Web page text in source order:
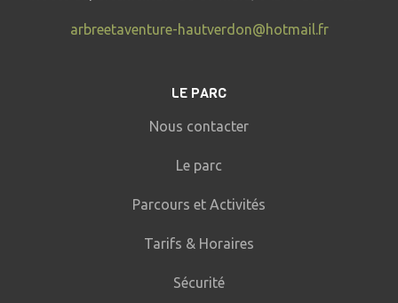
arbreetaventure-hautverdon@hotmail.fr
LE PARC
Nous contacter
Le parc
Parcours et Activités
Tarifs & Horaires
Sécurité